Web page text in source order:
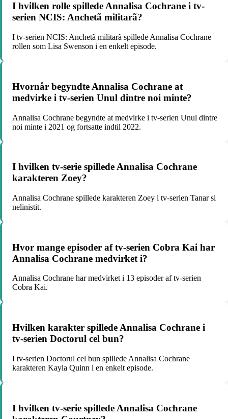
I hvilken rolle spillede Annalisa Cochrane i tv-
serien NCIS: Anchetã militarã?
I tv-serien NCIS: Anchetã militarã spillede Annalisa Cochrane
rollen som Lisa Swenson i en enkelt episode.
Hvornår begyndte Annalisa Cochrane at
medvirke i tv-serien Unul dintre noi minte?
Annalisa Cochrane begyndte at medvirke i tv-serien Unul dintre
noi minte i 2021 og fortsatte indtil 2022.
I hvilken tv-serie spillede Annalisa Cochrane
karakteren Zoey?
Annalisa Cochrane spillede karakteren Zoey i tv-serien Tanar si
nelinistit.
Hvor mange episoder af tv-serien Cobra Kai har
Annalisa Cochrane medvirket i?
Annalisa Cochrane har medvirket i 13 episoder af tv-serien
Cobra Kai.
Hvilken karakter spillede Annalisa Cochrane i
tv-serien Doctorul cel bun?
I tv-serien Doctorul cel bun spillede Annalisa Cochrane
karakteren Kayla Quinn i en enkelt episode.
I hvilken tv-serie spillede Annalisa Cochrane